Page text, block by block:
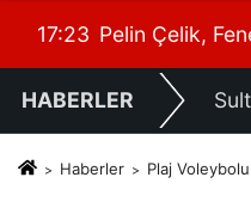
00:41 Gloria Ailesi,
HABERLER
Haberler Plaj Voleybolu